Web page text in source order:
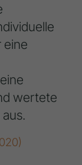
eine
wertete